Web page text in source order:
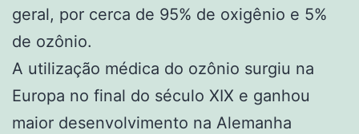
geral, por cerca de 95% de oxigênio e 5%
de ozônio.
A utilização médica do ozônio surgiu na
Europa no final do século XIX e ganhou
maior desenvolvimento na Alemanha